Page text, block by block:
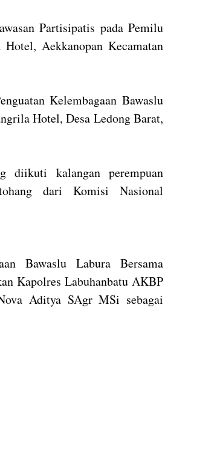
Partisipatis pada Pemilu
Aekkanopan Kecamatan
Kelembagaan Bawaslu
Hotel, Desa Ledong Barat,
diikuti kalangan perempuan
dari Komisi Nasional
Bawaslu Labura Bersama
Kapolres Labuhanbatu AKBP
Aditya SAgr MSi sebagai